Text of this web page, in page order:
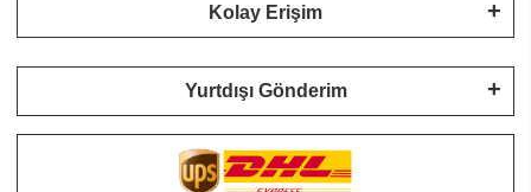
Kolay Erişim
Yurtdışı Gönderim